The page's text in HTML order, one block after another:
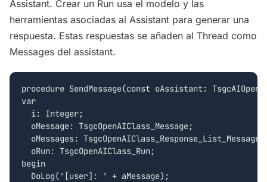
Assistant. Crear un Run usa el modelo y las
herramientas asociadas al Assistant para generar una
respuesta. Estas respuestas se añaden al Thread como
Messages del assistant.
procedure SendMessage(const oAssistant:
var
  i: Integer;
  oMessage: TsgcOpenAIClass_Message;
oMessages:
  oRun: TsgcOpenAIClass_Run;
begin
  DoLog('[user]: ' + aMessage);